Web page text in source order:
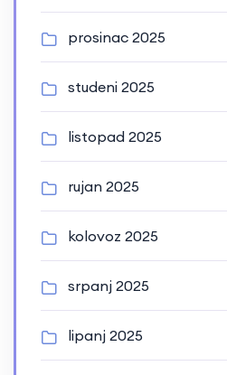
prosinac 2025
studeni 2025
listopad 2025
rujan 2025
kolovoz 2025
srpanj 2025
lipanj 2025